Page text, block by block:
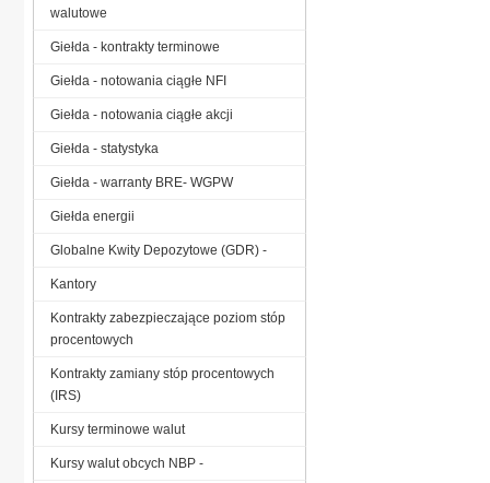
walutowe
Giełda - kontrakty terminowe
Giełda - notowania ciągłe NFI
Giełda - notowania ciągłe akcji
Giełda - statystyka
Giełda - warranty BRE- WGPW
Giełda energii
Globalne Kwity Depozytowe (GDR) -
Kantory
Kontrakty zabezpieczające poziom stóp
procentowych
Kontrakty zamiany stóp procentowych
(IRS)
Kursy terminowe walut
Kursy walut obcych NBP -